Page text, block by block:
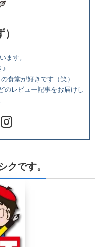
ます。
♪
食堂が好きです（笑）
のレビュー記事をお届けし
クです。